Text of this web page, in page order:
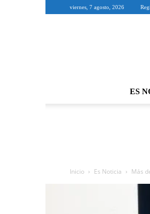
viernes, 7 agosto, 2026
ES
Inicio Es Noticia Más